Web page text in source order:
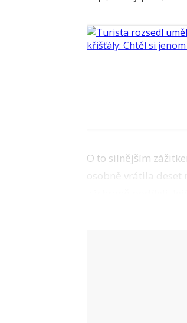
O to silnějším
osobně vrátila
záchraně podíleli.
Na facebooku